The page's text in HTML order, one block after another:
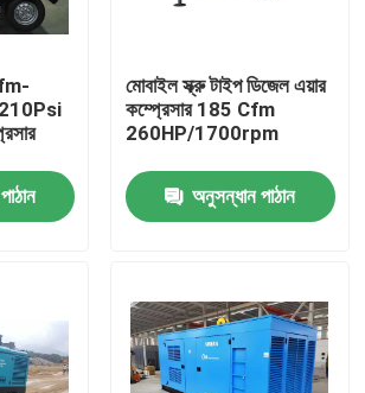
মোবাইল স্ক্রু টাইপ ডিজেল এয়ার
কম্প্রেসার 185 Cfm
260HP/1700rpm
অনুসন্ধান পাঠান